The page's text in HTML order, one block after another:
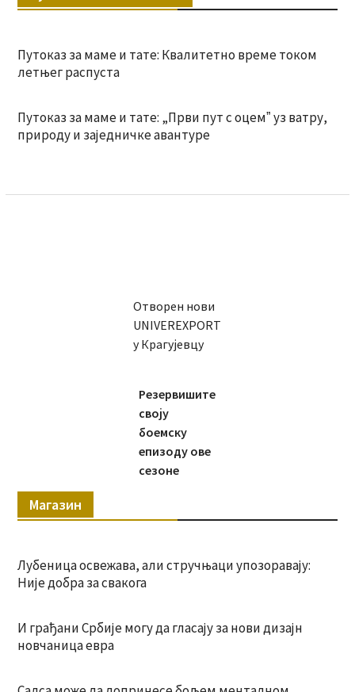
Путоказ за маме и тате: Квалитетно време током
летњег распуста
Путоказ за маме и тате: „Први пут с оцемˮ уз ватру,
природу и заједничке авантуре
Отворен нови
UNIVEREXPORT
у Крагујевцу
Резервишите
своју
боемску
епизоду ове
сезоне
Магазин
Лубеница освежава, али стручњаци упозоравају:
Није добра за свакога
И грађани Србије могу да гласају за нови дизајн
новчаница евра